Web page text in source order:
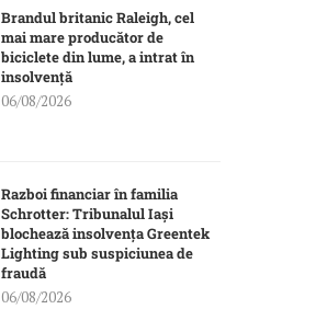
Brandul britanic Raleigh, cel
mai mare producător de
biciclete din lume, a intrat în
insolvență
06/08/2026
Razboi financiar în familia
Schrotter: Tribunalul Iași
blochează insolvența Greentek
Lighting sub suspiciunea de
fraudă
06/08/2026